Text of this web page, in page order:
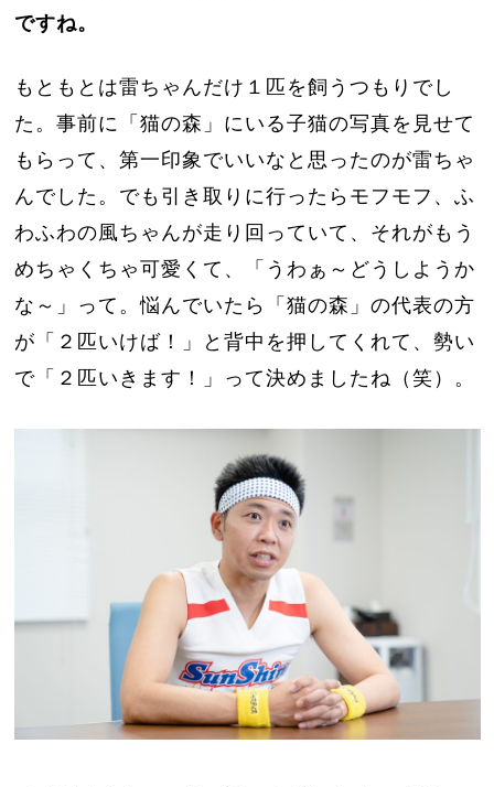
ですね。
もともとは雷ちゃんだけ１匹を飼うつもりでし
た。事前に「猫の森」にいる子猫の写真を見せて
もらって、第一印象でいいなと思ったのが雷ちゃ
んでした。でも引き取りに行ったらモフモフ、ふ
わふわの風ちゃんが走り回っていて、それがもう
めちゃくちゃ可愛くて、「うわぁ～どうしようか
な～」って。悩んでいたら「猫の森」の代表の方
が「２匹いけば！」と背中を押してくれて、勢い
で「２匹いきます！」って決めましたね（笑）。